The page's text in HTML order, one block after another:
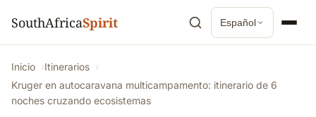
SouthAfricaSpirit Español
Inicio
Itinerarios
Kruger en autocaravana multicampamento: itinerario de 6
noches cruzando ecosistemas